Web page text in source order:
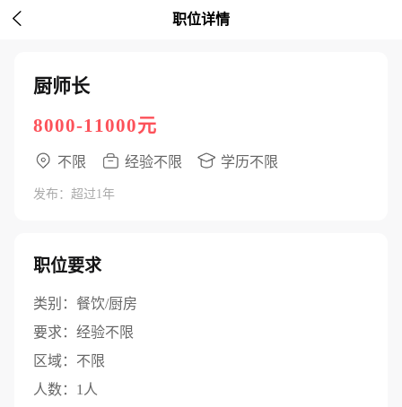
 职位详情
厨师长
8000-11000元
不限 经验不限 学历不限
发布：超过1年
职位要求
类别： 餐饮/厨房
要求： 经验不限
区域： 不限
人数： 1人